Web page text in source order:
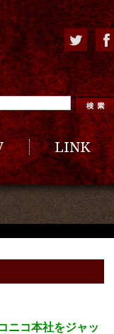
LINK
ニコ本社をジャッ